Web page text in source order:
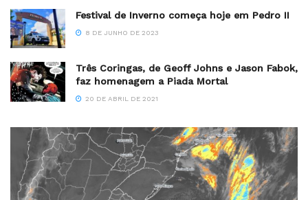
Festival de Inverno começa hoje em Pedro II
8 DE JUNHO DE 2023
Três Coringas, de Geoff Johns e Jason Fabok,
faz homenagem a Piada Mortal
20 DE ABRIL DE 2021